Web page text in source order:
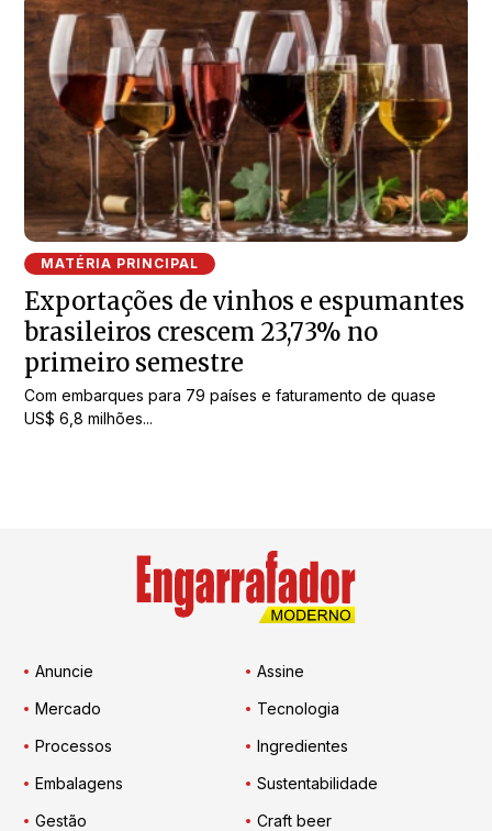
MATÉRIA PRINCIPAL
Exportações de vinhos e espumantes
brasileiros crescem 23,73% no
primeiro semestre
Com embarques para 79 países e faturamento de quase
US$ 6,8 milhões...
Anuncie
Assine
Mercado
Tecnologia
Processos
Ingredientes
Embalagens
Sustentabilidade
Gestão
Craft beer